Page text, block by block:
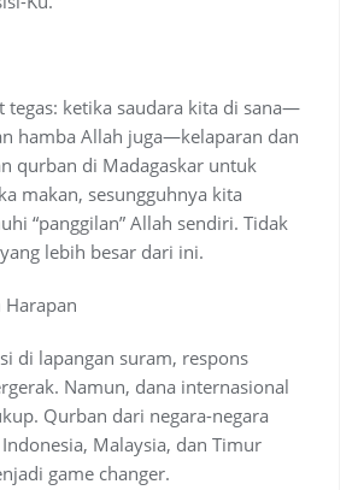
tegas: ketika saudara kita di sana—
hamba Allah juga—kelaparan dan
qurban di Madagaskar untuk
makan, sesungguhnya kita
“panggilan” Allah sendiri. Tidak
lebih besar dari ini.
Harapan
di lapangan suram, respons
Namun, dana internasional
Qurban dari negara-negara
Malaysia, dan Timur
game changer.